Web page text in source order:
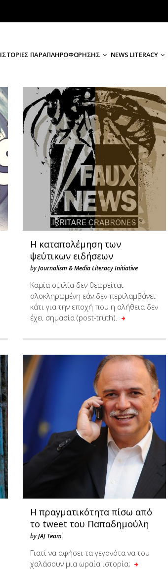
ΙΣΤΟΡΙΕΣ ΠΑΡΑΠΛΗΡΟΦΟΡΗΣΗΣ NEWS LITERACY
Η καταπολέμηση των
ψεύτικων ειδήσεων
byJournalism & Media Literacy Initiative
Καμία ομιλία δεν θεωρείται
ολοκληρωμένη εάν δεν περιλαμβάνει
κάτι για την εποχή που η αλήθεια δεν
έχει σημασία (post-truth).
Η πραγματικότητα πίσω από
το tweet του Παπαδημούλη
byJAJ Team
Γιατί να αφήσει τα γεγονότα να του
χαλάσουν μια ωραία ιστορία;